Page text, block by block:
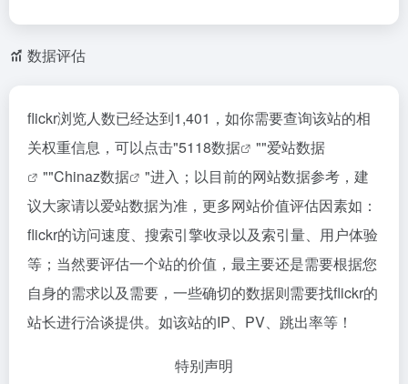
数据评估
flickr浏览人数已经达到1,401，如你需要查询该站的相
关权重信息，可以点击"5118数据 ""爱站数据
""Chinaz数据
"进入；以目前的网站数据参考，建
议大家请以爱站数据为准，更多网站价值评估因素如：
flickr的访问速度、搜索引擎收录以及索引量、用户体验
等；当然要评估一个站的价值，最主要还是需要根据您
自身的需求以及需要，一些确切的数据则需要找flickr的
站长进行洽谈提供。如该站的IP、PV、跳出率等！
特别声明